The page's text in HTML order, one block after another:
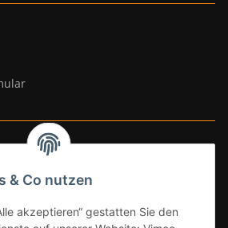
& Co nutzen
akzeptieren“ gestatten Sie den